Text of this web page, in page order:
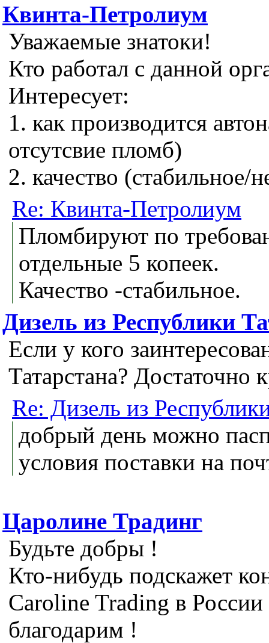
Квинта-Петролиум
Уважаемые знатоки!
Кто работал с данной
Интересует:
1. как производится
отсутсвие пломб)
2. качество (стабильное/
Re: Квинта-Петролиум
Пломбируют по
отдельные 5 копеек.
Качество -стабильное.
Дизель из Республики
Если у кого
Татарстана? Достаточно
Re: Дизель из
добрый день можно
условия поставки на
Царолине Традинг
Будьте добры !
Кто-нибудь подскажет
Caroline Trading в России
благодарим !